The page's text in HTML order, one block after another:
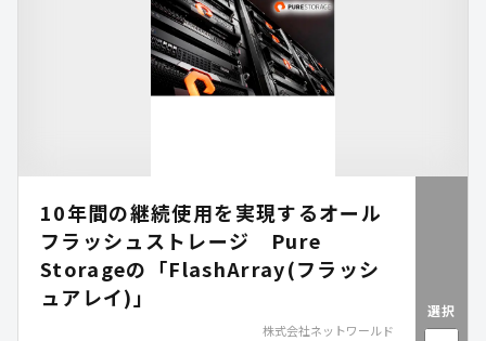
10年間の継続使用を実現するオール
フラッシュストレージ Pure
Storageの「FlashArray(フラッシ
ュアレイ)」
株式会社ネットワールド
選択